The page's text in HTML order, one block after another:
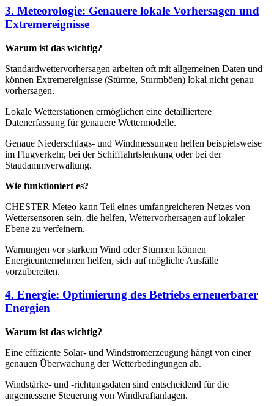
3. Meteorologie: Genauere lokale Vorhersagen und
Extremereignisse
Warum ist das wichtig?
Standardwettervorhersagen arbeiten oft mit allgemeinen Daten und
können Extremereignisse (Stürme, Sturmböen) lokal nicht genau
vorhersagen.
Lokale Wetterstationen ermöglichen eine detailliertere
Datenerfassung für genauere Wettermodelle.
Genaue Niederschlags- und Windmessungen helfen beispielsweise
im Flugverkehr, bei der Schifffahrtslenkung oder bei der
Staudammverwaltung.
Wie funktioniert es?
CHESTER Meteo kann Teil eines umfangreicheren Netzes von
Wettersensoren sein, die helfen, Wettervorhersagen auf lokaler
Ebene zu verfeinern.
Warnungen vor starkem Wind oder Stürmen können
Energieunternehmen helfen, sich auf mögliche Ausfälle
vorzubereiten.
4. Energie: Optimierung des Betriebs erneuerbarer
Energien
Warum ist das wichtig?
Eine effiziente Solar- und Windstromerzeugung hängt von einer
genauen Überwachung der Wetterbedingungen ab.
Windstärke- und -richtungsdaten sind entscheidend für die
angemessene Steuerung von Windkraftanlagen.